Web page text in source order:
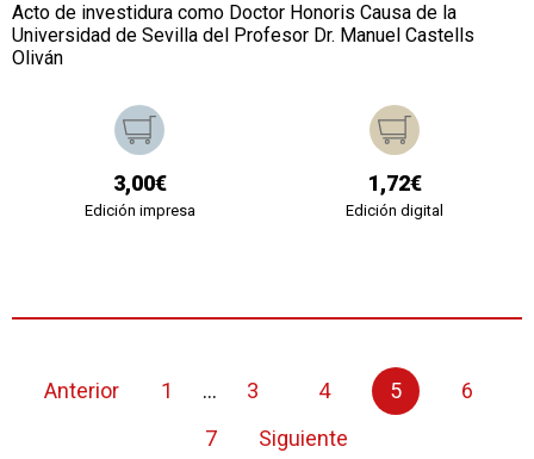
Acto de investidura como Doctor Honoris Causa de la
Universidad de Sevilla del Profesor Dr. Manuel Castells
Oliván
3,00€
Edición impresa
1,72€
Edición digital
Anterior 1 ... 3 4 5
6
7
Siguiente